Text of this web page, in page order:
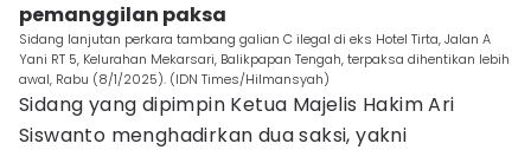
pemanggilan paksa
Sidang lanjutan perkara tambang galian C ilegal di eks Hotel Tirta, Jalan A
Yani RT 5, Kelurahan Mekarsari, Balikpapan Tengah, terpaksa dihentikan lebih
awal, Rabu (8/1/2025). (IDN Times/Hilmansyah)
Sidang yang dipimpin Ketua Majelis Hakim Ari
Siswanto menghadirkan dua saksi, yakni